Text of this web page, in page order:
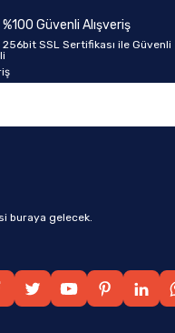
diğer sitelerden daha pahalı.
benzer farklı alternatifler olmalı.
%100 Güvenli Alışveriş
256bit SSL Sertifikası ile Güvenli
buraya gelecek.